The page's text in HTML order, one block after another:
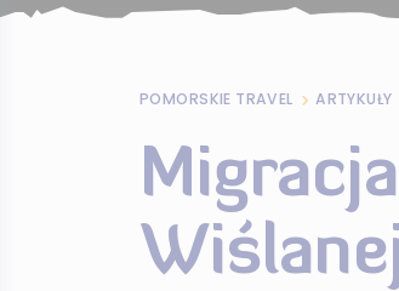
POMORSKIE TRAVEL ARTYKUŁY